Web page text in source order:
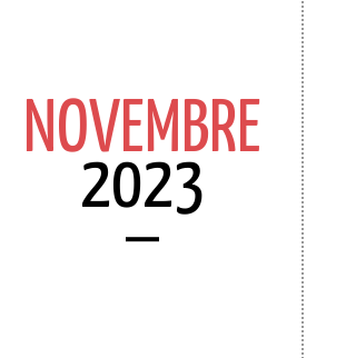
NOVEMBRE
2023